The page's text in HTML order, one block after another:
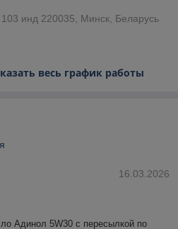
инд 220035, Минск, Беларусь
весь график работы
16.03.2026
Адинол 5W30 с пересылкой по